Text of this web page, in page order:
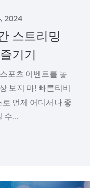
2024
스트리밍
기기
포츠 이벤트를 놓
보지 마! 빠른티비
언제 어디서나 좋
수…